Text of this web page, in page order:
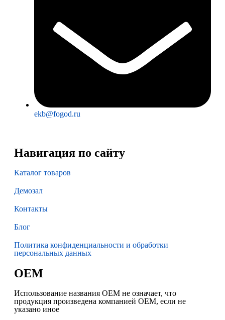
ekb@fogod.ru
Навигация по сайту
Каталог товаров
Демозал
Контакты
Блог
Политика конфиденциальности и обработки
персональных данных
OEM
Использование названия OEM не означает, что
продукция произведена компанией OEM, если не
указано иное